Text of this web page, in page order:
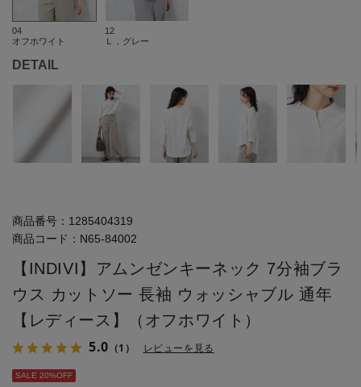
04
オフホワイト
12
Ｌ．グレー
DETAIL
商品番号： 1285404319
商品コード： N65-84002
【INDIVI】アムンゼンキーネック 7分袖ブラ
ウス カットソー 長袖 ウォッシャブル 通年
【レディース】（オフホワイト）
5.0 （1） レビューを見る
SALE 20%OFF